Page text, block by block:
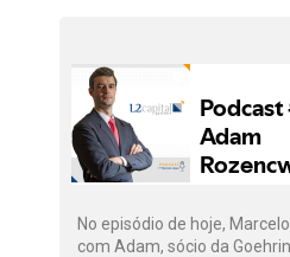
No episódio de hoje,
com Adam, sócio da